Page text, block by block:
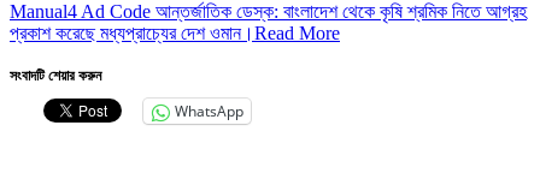
Manual4 Ad Code আন্তর্জাতিক ডেস্ক: বাংলাদেশ থেকে কৃষি শ্রমিক নিতে আগ্রহ
প্রকাশ করেছে মধ্যপ্রাচ্যের দেশ ওমান। Read More
সংবাদটি শেয়ার করুন
WhatsApp